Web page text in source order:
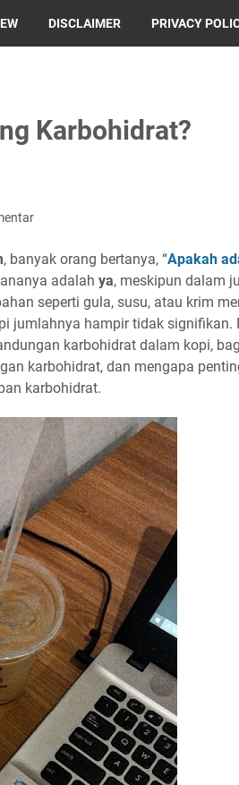
DISCLAIMER PRIVACY
Karbohidrat?
, banyak orang bertanya, “Apakah
adalah ya, meskipun dalam
seperti gula, susu, atau krim
jumlahnya hampir tidak signifikan.
karbohidrat dalam kopi,
karbohidrat, dan mengapa
karbohidrat.